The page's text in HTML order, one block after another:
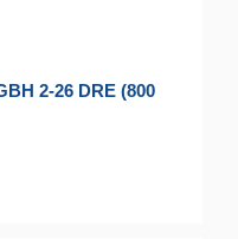
2-26 DRE (800